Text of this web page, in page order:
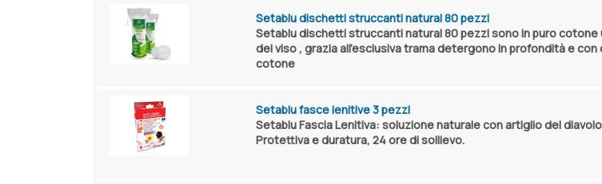
Setablu dischetti struccanti natural 80 pezzi
Setablu dischetti struccanti natural 80 pezzi sono in puro cotone
del viso , grazia all'esclusiva trama detergono in profondità e
cotone
Setablu fasce lenitive 3 pezzi
Setablu Fascia Lenitiva: soluzione naturale con artiglio del
Protettiva e duratura, 24 ore di sollievo.